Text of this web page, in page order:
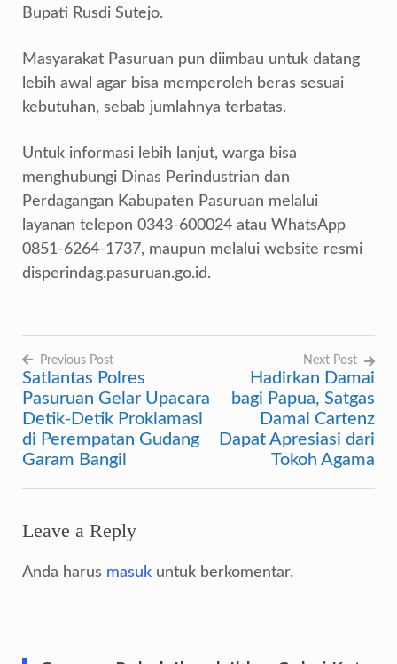
Bupati Rusdi Sutejo.
Masyarakat Pasuruan pun diimbau untuk datang
lebih awal agar bisa memperoleh beras sesuai
kebutuhan, sebab jumlahnya terbatas.
Untuk informasi lebih lanjut, warga bisa
menghubungi Dinas Perindustrian dan
Perdagangan Kabupaten Pasuruan melalui
layanan telepon 0343-600024 atau WhatsApp
0851-6264-1737, maupun melalui website resmi
disperindag.pasuruan.go.id.
Navigasi
pos
Previous Post
Satlantas Polres
Pasuruan Gelar Upacara
Detik-Detik Proklamasi
di Perempatan Gudang
Garam Bangil
Next Post
Hadirkan Damai
bagi Papua, Satgas
Damai Cartenz
Dapat Apresiasi dari
Tokoh Agama
Leave a Reply
Anda harus masuk untuk berkomentar.